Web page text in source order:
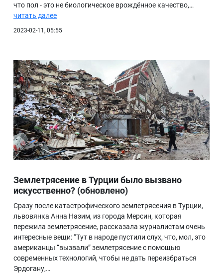
что пол - это не биологическое врождённое качество,…
читать далее
2023-02-11, 05:55
Землетрясение в Турции было вызвано
искусственно? (обновлено)
Сразу после катастрофического землетрясения в Турции,
львовянка Анна Назим, из города Мерсин, которая
пережила землетрясение, рассказала журналистам очень
интересные вещи: “Тут в народе пустили слух, что, мол, это
американцы “вызвали” землетрясение с помощью
современных технологий, чтобы не дать переизбраться
Эрдогану,…